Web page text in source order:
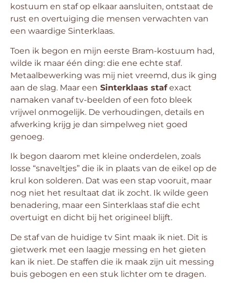
kostuum en staf op elkaar aansluiten, ontstaat de
rust en overtuiging die mensen verwachten van
een waardige Sinterklaas.
Toen ik begon en mijn eerste Bram-kostuum had,
wilde ik maar één ding: die ene echte staf.
Metaalbewerking was mij niet vreemd, dus ik ging
aan de slag. Maar een Sinterklaas stafexact
namaken vanaf tv-beelden of een foto bleek
vrijwel onmogelijk. De verhoudingen, details en
afwerking krijg je dan simpelweg niet goed
genoeg.
Ik begon daarom met kleine onderdelen, zoals
losse “snaveltjes” die ik in plaats van de eikel op de
krul kon solderen. Dat was een stap vooruit, maar
nog niet het resultaat dat ik zocht. Ik wilde geen
benadering, maar een Sinterklaas staf die echt
overtuigt en dicht bij het origineel blijft.
De staf van de huidige tv Sint maak ik niet. Dit is
gietwerk met een laagje messing en het gieten
kan ik niet. De staffen die ik maak zijn uit messing
buis gebogen en een stuk lichter om te dragen.